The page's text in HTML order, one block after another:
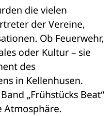
die vielen
der Vereine,
Ob Feuerwehr,
oder Kultur – sie
des
in Kellenhusen.
„Frühstücks Beat“
Atmosphäre.